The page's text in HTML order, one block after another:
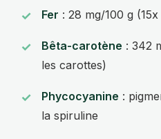
Fer : 28 mg/100 g
Bêta-carotène : 342
les carottes)
Phycocyanine :
la spiruline